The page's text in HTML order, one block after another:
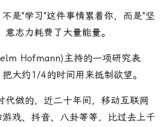
是"学习"这件事情累着你，而是"坚
志力耗费了大量能量。
Hofmann)主持的一项研究表
大约1/4的时间用来抵制欲望。
代做的，近二十年间，移动互联网
戏、抖音、八卦等等，比过去上千